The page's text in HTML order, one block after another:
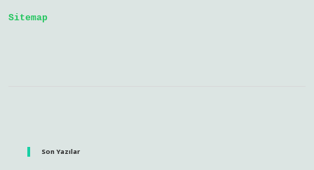
Sitemap
Son Yazılar